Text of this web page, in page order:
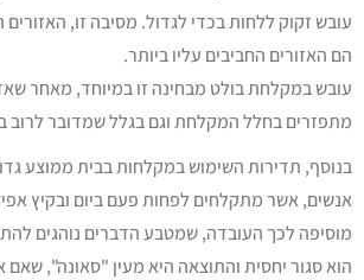
עובש זקוק ללחות בכדי לגדול. מסיבה זו,
הם האזורים החביבים עליו ביותר.
עובש במקלחת בולט מבחינה זו במיוחד, מאחר
מתפזרים בחלל המקלחת וגם בגלל שמדובר לרוב
בנוסף, תדירות השימוש במקלחות בבית ממוצע
אנשים, אשר מתקלחים לפחות פעם ביום ובקיץ
מוסיפה לכך העובדה, שמטבע הדברים נוהגים
הוא סגור יחסית והתוצאה היא מעין "סאונה",